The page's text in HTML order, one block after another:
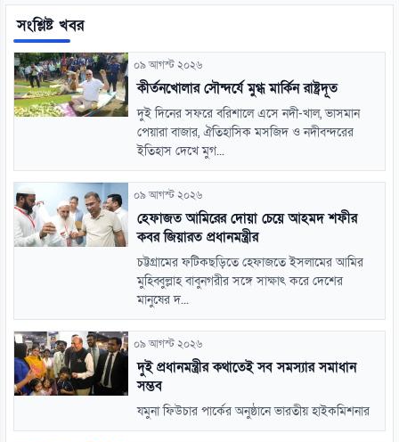
সংশ্লিষ্ট খবর
০৯ আগস্ট ২০২৬
কীর্তনখোলার সৌন্দর্যে মুগ্ধ মার্কিন রাষ্ট্রদূত
দুই দিনের সফরে বরিশালে এসে নদী-খাল, ভাসমান
পেয়ারা বাজার, ঐতিহাসিক মসজিদ ও নদীবন্দরের
ইতিহাস দেখে মুগ...
০৯ আগস্ট ২০২৬
হেফাজত আমিরের দোয়া চেয়ে আহমদ শফীর
কবর জিয়ারত প্রধানমন্ত্রীর
চট্টগ্রামের ফটিকছড়িতে হেফাজতে ইসলামের আমির
মুহিব্বুল্লাহ বাবুনগরীর সঙ্গে সাক্ষাৎ করে দেশের
মানুষের দ...
০৯ আগস্ট ২০২৬
দুই প্রধানমন্ত্রীর কথাতেই সব সমস্যার সমাধান
সম্ভব
যমুনা ফিউচার পার্কের অনুষ্ঠানে ভারতীয় হাইকমিশনার